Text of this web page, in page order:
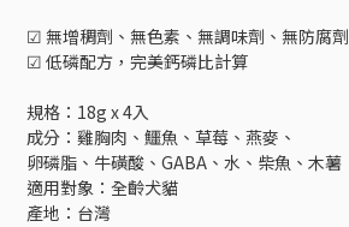
☑︎ 無增稠劑、無色素、無調味劑、無防腐劑
☑︎ 低磷配方，完美鈣磷比計算
規格：18g x 4入
成分：雞胸肉、鱷魚、草莓、燕麥、
卵磷脂、牛磺酸、GABA、水、柴魚、木薯
適用對象：全齡犬貓
產地：台灣